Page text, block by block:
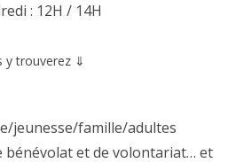
: 12H / 14H
y trouverez ⇓
jeunesse/famille/adultes
bénévolat et de volontariat… et